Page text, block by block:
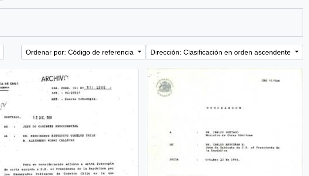
Ordenar por: Código de referencia Dirección: Clasificación en orden ascendente